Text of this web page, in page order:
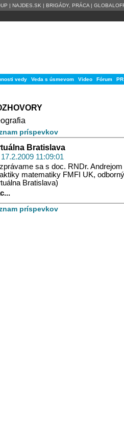
| NAJDES.SK | BRIGÁDY, PRÁCA |
vedy Veda s úsmevom Video Fórum
príspevkov
Bratislava
11:09:01
sa s doc. RNDr.
matematiky FMFI UK,
Bratislava)
príspevkov